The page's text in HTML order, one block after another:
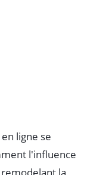
ligne se
l'influence